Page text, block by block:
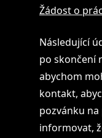
Žádost o
Následující
po skončení
abychom
kontakt,
pozvánku
informovat,